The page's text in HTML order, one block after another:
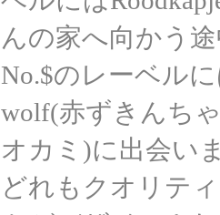
んの家へ向かう
No.$のレーベルに
wolf(赤ずきんち
オカミ)に出会い
どれもクオリテ